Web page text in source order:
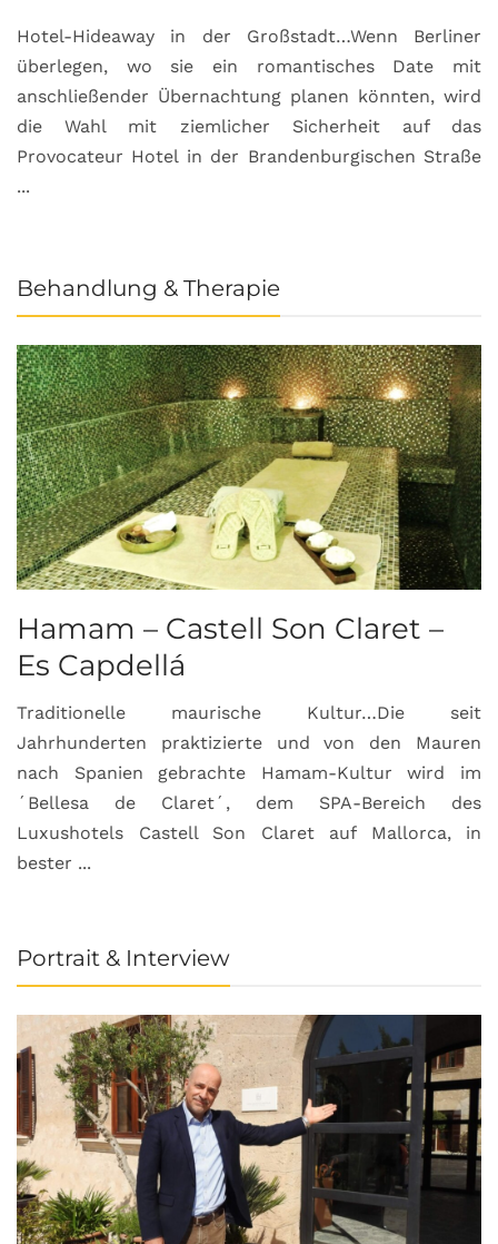
Hotel-Hideaway in der Großstadt…Wenn Berliner
überlegen, wo sie ein romantisches Date mit
anschließender Übernachtung planen könnten, wird
die Wahl mit ziemlicher Sicherheit auf das
Provocateur Hotel in der Brandenburgischen Straße
...
Behandlung & Therapie
Hamam – Castell Son Claret –
Es Capdellá
Traditionelle maurische Kultur…Die seit
Jahrhunderten praktizierte und von den Mauren
nach Spanien gebrachte Hamam-Kultur wird im
´Bellesa de Claret´, dem SPA-Bereich des
Luxushotels Castell Son Claret auf Mallorca, in
bester ...
Portrait & Interview